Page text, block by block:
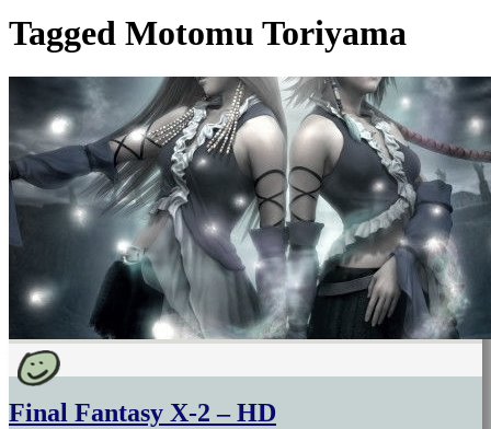
Tagged Motomu Toriyama
Final Fantasy X-2 – HD